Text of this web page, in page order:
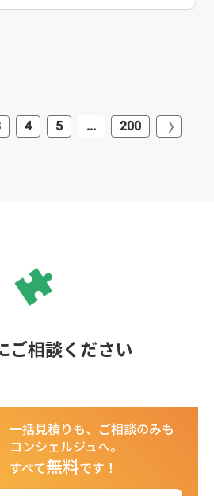
4 5 ... 200
ご相談ください
一括見積りも、ご相談のみも
コンシェルジュへ。
すべて無料です！